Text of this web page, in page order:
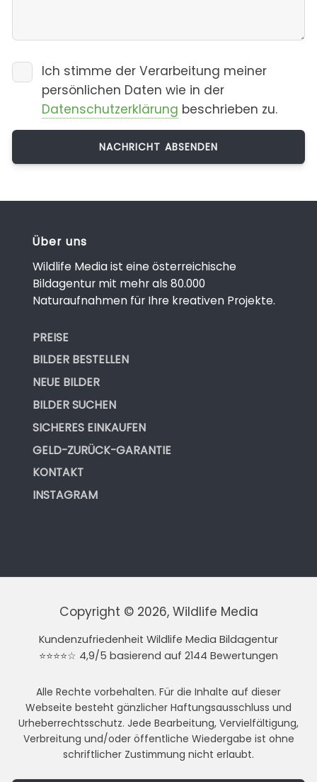
Ich stimme der Verarbeitung meiner
persönlichen Daten wie in der
Datenschutzerklärung beschrieben zu.
Über uns
Wildlife Media ist eine österreichische
Bildagentur mit mehr als 80.000
Naturaufnahmen für Ihre kreativen Projekte.
PREISE
BILDER BESTELLEN
NEUE BILDER
BILDER SUCHEN
SICHERES EINKAUFEN
GELD-ZURÜCK-GARANTIE
KONTAKT
INSTAGRAM
Copyright © 2026, Wildlife Media
Kundenzufriedenheit Wildlife Media Bildagentur
⭐⭐⭐⭐☆ 4,9/5 basierend auf 2144 Bewertungen
Alle Rechte vorbehalten. Für die Inhalte auf dieser
Webseite besteht gänzlicher Haftungsausschluss und
Urheberrechtsschutz. Jede Bearbeitung, Vervielfältigung,
Verbreitung und/oder öffentliche Wiedergabe ist ohne
schriftlicher Zustimmung nicht erlaubt.